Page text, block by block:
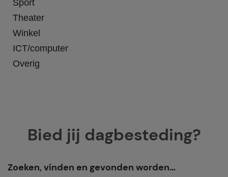
Sport
Theater
Winkel
ICT/computer
Overig
Bied jij dagbesteding?
Zoeken, vinden en gevonden worden…